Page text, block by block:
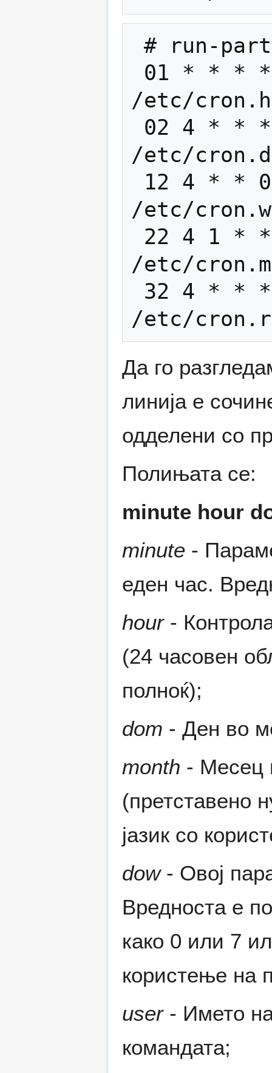
/etc/
/etc/
/etc/
/etc/
Да го
линија е
одделени со
Полињата се:
minute hour
minute -
еден час.
hour-
(24 часовен
полноќ);
dom - Ден во
month - Месец
(претставено
јазик со
dow- Овој
Вредноста е
како 0 или 7
користење на
user- Името на
командата;